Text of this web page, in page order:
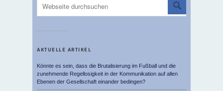
AKTUELLE ARTIKEL
Könnte es sein, dass die Brutalisierung im Fußball und die
zunehmende Regellosigkeit in der Kommunikation auf allen
Ebenen der Gesellschaft einander bedingen?